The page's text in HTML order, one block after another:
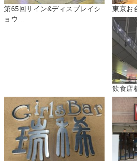
第65回サイン&ディスプレイシ
ョウ...
東京お
飲食店